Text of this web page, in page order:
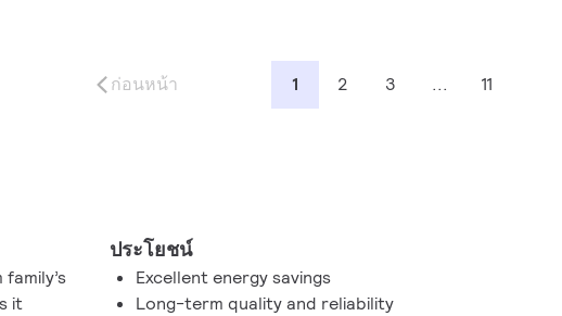
ก่อนหน้า 1 2 3 ... 11
it
ประโยชน์
Excellent energy savings
Long-term quality and reliability